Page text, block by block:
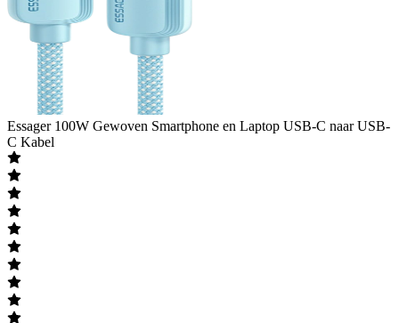
Essager 100W Gewoven Smartphone en Laptop USB-C naar USB-
C Kabel